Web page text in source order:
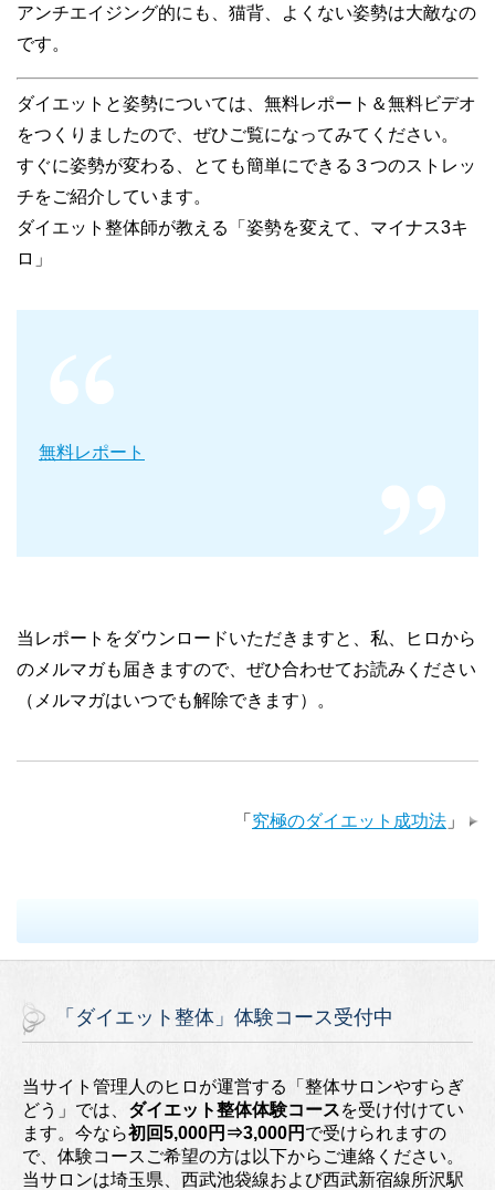
アンチエイジング的にも、猫背、よくない姿勢は大敵なの
です。
ダイエットと姿勢については、無料レポート＆無料ビデオ
をつくりましたので、ぜひご覧になってみてください。
すぐに姿勢が変わる、とても簡単にできる３つのストレッ
チをご紹介しています。
ダイエット整体師が教える「姿勢を変えて、マイナス3キ
ロ」
無料レポート
当レポートをダウンロードいただきますと、私、ヒロから
のメルマガも届きますので、ぜひ合わせてお読みください
（メルマガはいつでも解除できます）。
「 究極のダイエット成功法 」
「ダイエット整体」体験コース受付中
当サイト管理人のヒロが運営する「整体サロンやすらぎ
どう」では、 ダイエット整体体験コースを受け付けてい
ます。今なら初回5,000円⇒3,000円 で受けられますの
で、体験コースご希望の方は以下からご連絡ください。
当サロンは埼玉県、西武池袋線および西武新宿線所沢駅